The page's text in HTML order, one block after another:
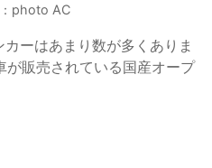
photo AC
ーはあまり数が多くありま
販売されている国産オープ